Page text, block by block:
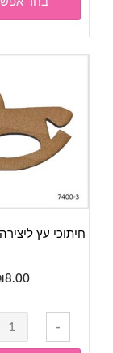
חיתוכי עץ
8.00
-